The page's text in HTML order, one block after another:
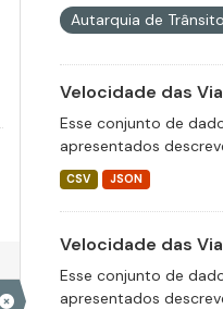
Autarquia de
Velocidade das
Esse conjunto de
apresentados
CSV JSON
Velocidade das
Esse conjunto de
apresentados